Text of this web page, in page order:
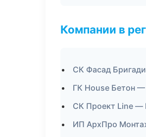
Компании в
СК Фасад
ГК House Бетон
СК Проект Line —
ИП АрхПро